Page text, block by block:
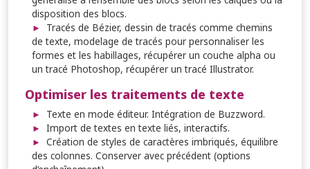
disposition des blocs.
Tracés de Bézier, dessin de tracés comme chemins
de texte, modelage de tracés pour personnaliser les
formes et les habillages, récupérer un couche alpha ou
un tracé Photoshop, récupérer un tracé Illustrator.
Optimiser les traitements de texte
Texte en mode éditeur. Intégration de Buzzword.
Import de textes en texte liés, interactifs.
Création de styles de caractères imbriqués, équilibre
des colonnes. Conserver avec précédent (options